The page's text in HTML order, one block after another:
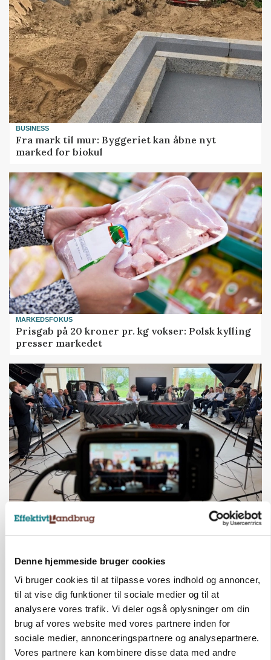
Denne hjemmeside bruger cookies
Vi bruger cookies til at tilpasse vores indhold og annoncer,
til at vise dig funktioner til sociale medier og til at
analysere vores trafik. Vi deler også oplysninger om din
brug af vores website med vores partnere inden for
sociale medier, annonceringspartnere og analysepartnere.
Vores partnere kan kombinere disse data med andre
BUSINESS
Fra mark til mur: Byggeriet kan åbne nyt
marked for biokul
MARKEDSFOKUS
Prisgab på 20 kroner pr. kg vokser: Polsk kylling
presser markedet
Ejer eller medejer? Nyt tv-format udfordrer
landbrugets ejerstruktur
Annonce
Loading...